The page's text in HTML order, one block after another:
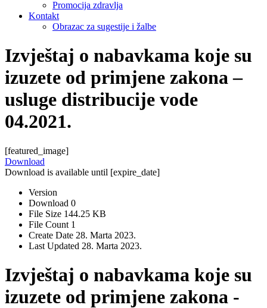
Promocija zdravlja
Kontakt
Obrazac za sugestije i žalbe
Izvještaj o nabavkama koje su
izuzete od primjene zakona –
usluge distribucije vode
04.2021.
[featured_image]
Download
Download is available until [expire_date]
Version
Download 0
File Size 144.25 KB
File Count 1
Create Date 28. Marta 2023.
Last Updated 28. Marta 2023.
Izvještaj o nabavkama koje su
izuzete od primjene zakona -